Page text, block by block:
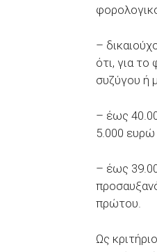
–
ότι, για
συζύγου ή
– έως
5.000 ευρώ
– έως
πρώτου.
Ως